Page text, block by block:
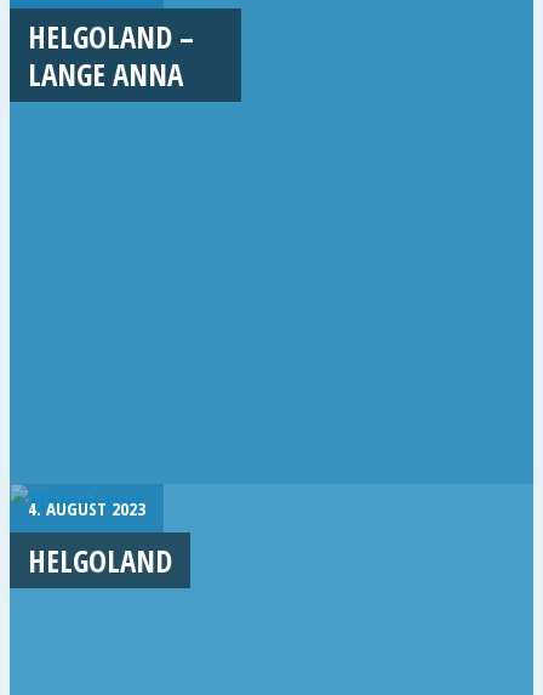
HELGOLAND –
LANGE ANNA
4. AUGUST 2023
HELGOLAND